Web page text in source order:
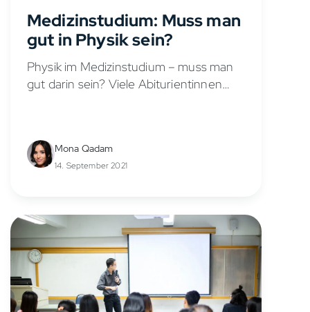
Medizinstudium: Muss man
gut in Physik sein?
Physik im Medizinstudium – muss man
gut darin sein? Viele Abiturientinnen
anspruchsvollsten...
Mona Qadam
14. September 2021